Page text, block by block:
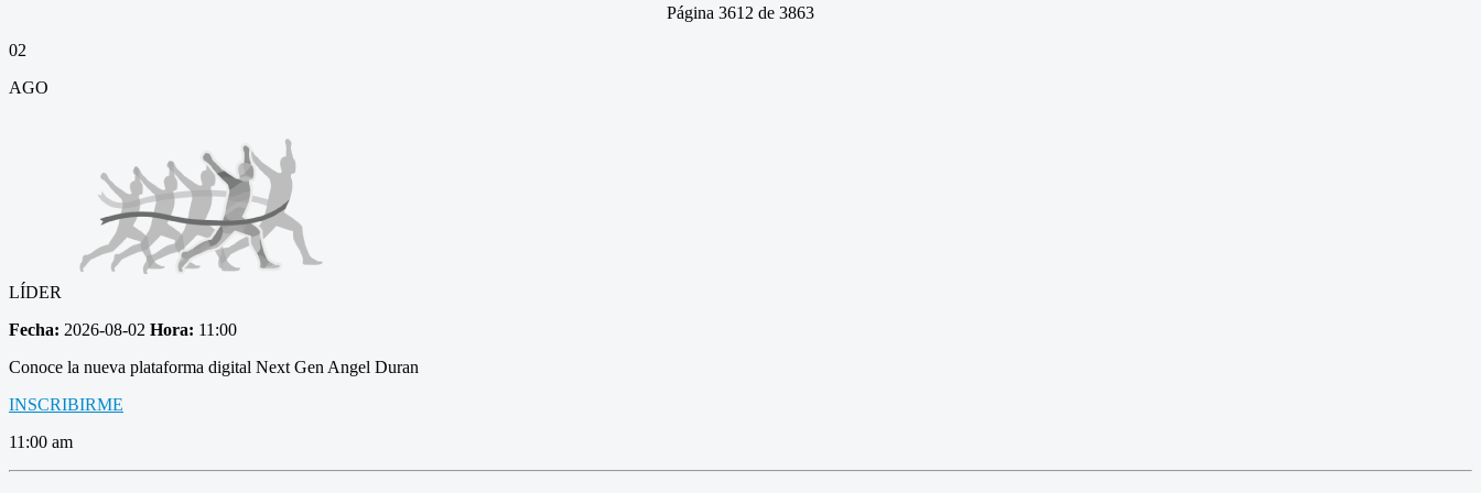
Página 3612 de 3863
02
AGO
LÍDER
Fecha: 2026-08-02 Hora: 11:00
Conoce la nueva plataforma digital Next Gen Angel Duran
INSCRIBIRME
11:00 am